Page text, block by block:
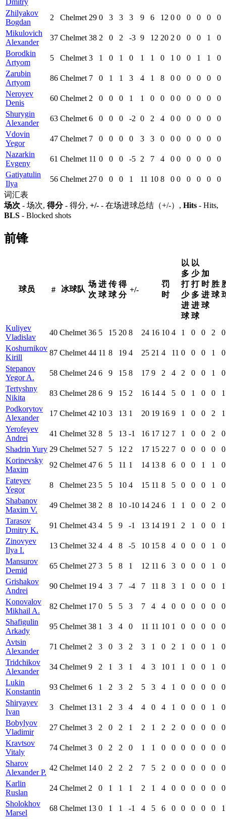
Dmitry
Zhilyakov
Bogdan
2 Chelmet 29 0 3 3 3 9 6 12 0 0 0 0 0
0
Mikulovich
Alexander
37 Chelmet 38 2 0 2 -3 9 12 20 2 0 0 0 1
0
Borodkin
Artyom
5 Chelmet 3 1 0 1 0 1 1 0 1 0 0 1 1
0
Zarubin
Artyom
86 Chelmet 7 0 1 1 3 4 1 8 0 0 0 0 0
0
Neroyev
Denis
60 Chelmet 2 0 0 0 1 1 0 0 0 0 0 0 0
0
Shurygin
Alexander
63 Chelmet 6 0 0 0 -2 0 2 4 0 0 0 0 0
0
Vdovin
Yegor
47 Chelmet 7 0 0 0 0 3 3 0 0 0 0 0 0
0
Nazarkin
Evgeny
61 Chelmet 11 0 0 0 -5 2 7 4 0 0 0 0 0
0
Gatiyatulin
Ilya
56 Chelmet 27 0 0 0 1 11 10 8 0 0 0 0 0
0
词汇表
场次 - 场次, 得分- 得分, +/- - 在场进球总结（+/-）, Hits - Hits,
BLS - Blocked shots
前锋
球员 # 冰球队
场
次
进
球
传
球
得
分
+/-
罚
时
以
多
打
少
进
球
以
少
打
多
进
球
加
时
进
球
胜
球
Kuliyev
Vladislav
40 Chelmet 36 5 15 20 8 24 16 10 4 1 0 0 2
0
Koshurnikov
Kirill
87 Chelmet 44 11 8 19 4 25 21 4 11 0 0 0 1
0
Stepanov
Yegor A.
58 Chelmet 24 6 9 15 8 17 9 2 4 2 0 0 1
0
Tertyshny
Nikita
83 Chelmet 28 6 9 15 2 16 14 4 5 0 1 0 0
1
Podkorytov
Alexander
17 Chelmet 42 10 3 13 1 20 19 16 9 1 0 0 2
1
Yerofeyev
Andrei
41 Chelmet 32 8 5 13 -1 16 17 12 7 1 0 0 2
0
Shadrin Yury 29 Chelmet 52 7 5 12 2 17 15 22 7 0 0 0 0
0
Korinevsky
Maxim
92 Chelmet 47 6 5 11 1 14 13 8 6 0 0 1 1
0
Fateyev
Yegor
8 Chelmet 23 5 5 10 4 15 11 8 5 0 0 0 1
0
Shabanov
Maxim V.
49 Chelmet 38 2 8 10 -10 14 24 6 1 1 0 0 2
0
Tarasov
Dmitry K.
91 Chelmet 43 4 5 9 -1 13 14 19 1 2 1 0 0
1
Zinovyev
Ilya I.
13 Chelmet 32 4 4 8 -5 10 15 8 4 0 0 0 1
0
Mansurov
Demid
65 Chelmet 27 3 5 8 1 12 11 6 3 0 0 0 1
0
Grishakov
Andrei
90 Chelmet 19 4 3 7 -4 7 11 8 3 1 0 0 0
1
Konovalov
Mikhail A.
82 Chelmet 17 0 5 5 3 7 4 4 0 0 0 0 0
0
Shafigulin
Arkady
95 Chelmet 38 1 3 4 0 11 11 10 1 0 0 0 0
0
Avtsin
Alexander
71 Chelmet 2 3 0 3 2 3 1 0 2 1 0 0 1
0
Tridchikov
Alexander
34 Chelmet 9 2 1 3 1 4 3 10 1 1 0 0 1
0
Lukin
Konstantin
93 Chelmet 6 1 2 3 2 5 3 4 1 0 0 0 0
0
Shiryayev
Ivan
3 Chelmet 13 1 2 3 4 4 0 4 1 0 0 0 1
0
Bobylyov
Vladimir
27 Chelmet 3 2 0 2 1 2 1 2 2 0 0 0 0
0
Kravtsov
Vitaly
74 Chelmet 3 0 2 2 0 1 1 0 0 0 0 0 0
0
Sharov
Alexander P.
42 Chelmet 14 0 2 2 2 7 5 2 0 0 0 0 0
0
Karlin
Ruslan
24 Chelmet 2 0 1 1 1 2 1 4 0 0 0 0 0
0
Sholokhov
Marsel
68 Chelmet 13 0 1 1 -1 4 5 6 0 0 0 0 0
1